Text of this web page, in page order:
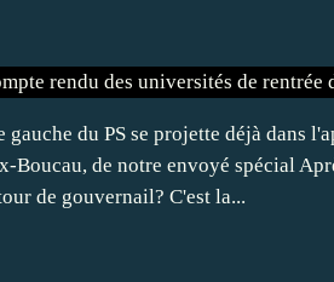
gauche du PS se projette déjà dans
Boucau, de notre envoyé spécial
de gouvernail? C'est la...